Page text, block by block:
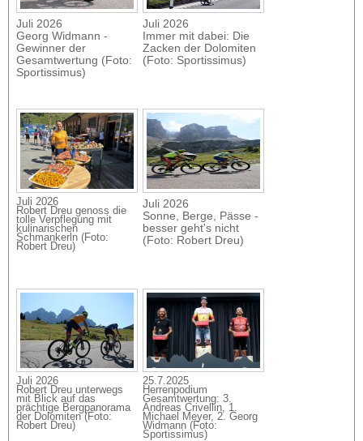
Juli 2026
Georg Widmann -
Gewinner der
Gesamtwertung (Foto:
Sportissimus)
Juli 2026
Immer mit dabei: Die
Zacken der Dolomiten
(Foto: Sportissimus)
Juli 2026
Robert Dreu genoss die
tolle Verpflegung mit
kulinarischen
Schmankerln (Foto:
Robert Dreu)
Juli 2026
Sonne, Berge, Pässe -
besser geht's nicht
(Foto: Robert Dreu)
Juli 2026
Robert Dreu unterwegs
mit Blick auf das
prächtige Bergpanorama
der Dolomiten (Foto:
Robert Dreu)
25.7.2025
Herrenpodium
Gesamtwertung: 3.
Andreas Crivellin, 1.
Michael Meyer, 2. Georg
Widmann (Foto:
Sportissimus)